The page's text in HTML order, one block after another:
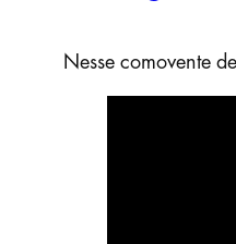
Nesse comovente